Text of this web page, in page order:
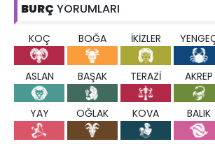
BURÇ YORUMLARI
KOÇ BOĞA İKİZLER
ASLAN BAŞAK TERAZİ AKREP
YAY OĞLAK KOVA BALIK